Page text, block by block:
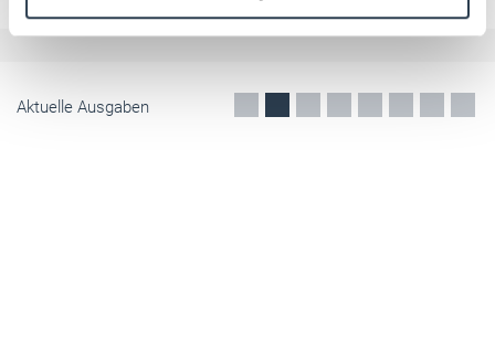
Weitere Informationen:Impressum Datenschutz
Mai 2026